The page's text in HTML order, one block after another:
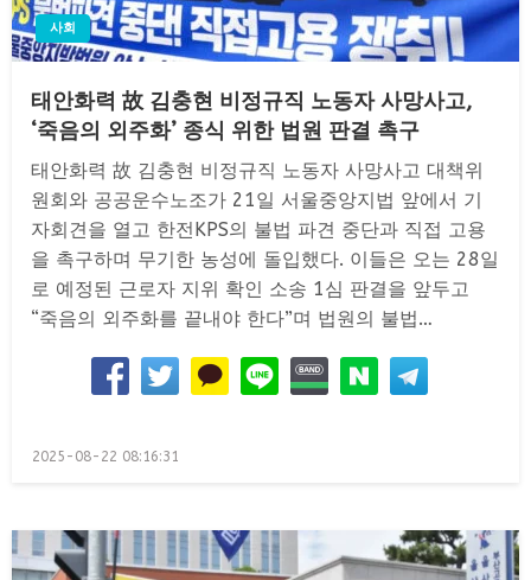
사회
태안화력 故 김충현 비정규직 노동자 사망사고,
‘죽음의 외주화’ 종식 위한 법원 판결 촉구
태안화력 故 김충현 비정규직 노동자 사망사고 대책위
원회와 공공운수노조가 21일 서울중앙지법 앞에서 기
자회견을 열고 한전KPS의 불법 파견 중단과 직접 고용
을 촉구하며 무기한 농성에 돌입했다. 이들은 오는 28일
로 예정된 근로자 지위 확인 소송 1심 판결을 앞두고
“죽음의 외주화를 끝내야 한다”며 법원의 불법…
Posted
2025-08-22 08:16:31